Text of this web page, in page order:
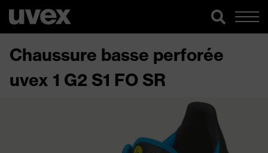
Chaussure basse perforée
uvex 1 G2 S1 FO SR